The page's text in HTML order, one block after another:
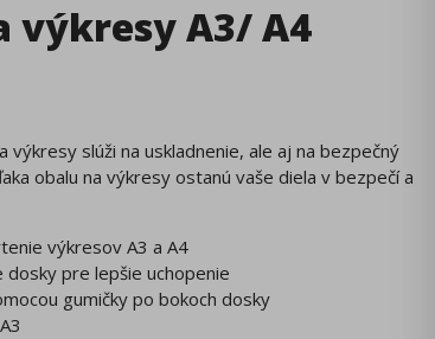
výkresy A3/ A4
výkresy slúži na uskladnenie, ale aj na bezpečný
obalu na výkresy ostanú vaše diela v bezpečí a
výkresov A3 a A4
pre lepšie uchopenie
gumičky po bokoch dosky